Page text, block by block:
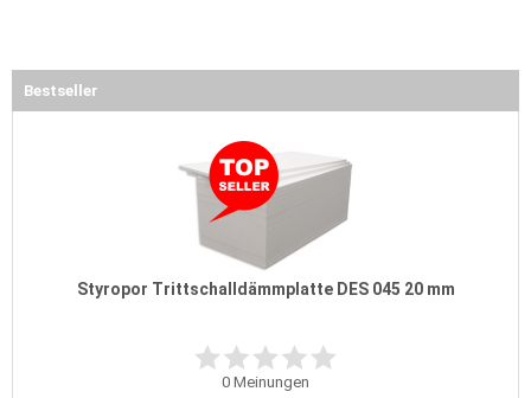
Bestseller
Styropor Trittschalldämmplatte DES 045 20 mm
0 Meinungen